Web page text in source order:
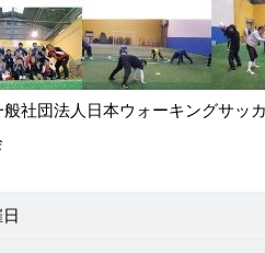
般社団法人日本ウォーキングサッカ